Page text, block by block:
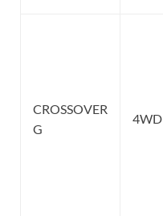
CROSSOVER
G
4WD